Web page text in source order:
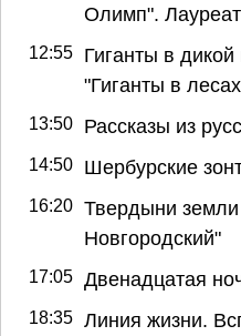
Олимп".
12:55
Гиганты в
"Гиганты в
13:50 Рассказы из
14:50 Шербурские
16:20 Твердыни земли
Новгородский"
17:05 Двенадцатая
18:35 Линия жизни.